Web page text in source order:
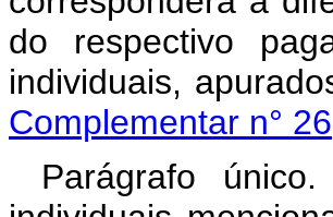
do respectivo
individuais,
Complementar n°
Parágrafo